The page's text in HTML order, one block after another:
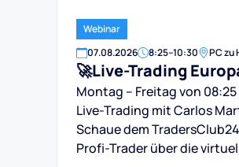
Webinar
07.08.2026 8:25–10:30 PC zu
🚀Live-Trading
Montag – Freitag von
Live-Trading mit Carlos
Schaue dem
Profi-Trader über die